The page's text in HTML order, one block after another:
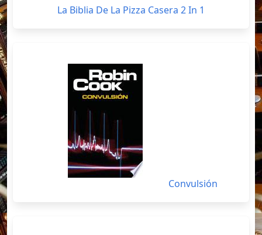
La Biblia De La Pizza Casera 2 In 1
Convulsión